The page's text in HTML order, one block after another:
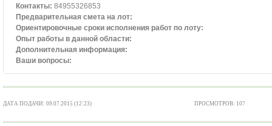
Контакты: 84955326853
Предварительная смета на лот:
Ориентировочные сроки исполнения работ по лоту:
Опыт работы в данной области:
Дополнительная информация:
Ваши вопросы:
ДАТА ПОДАЧИ: 09.07.2015 (12:23) ПРОСМОТРОВ: 107